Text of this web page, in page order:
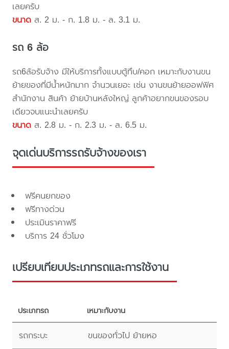
เลยครับ
ขนาด ส. 2 ม. - ก. 1.8 ม. - ล. 3.1 ม.
รถ 6 ล้อ
รถ6ล้อรับจ้าง มีให้บริการทั้งแบบตู้ทึบ/คอก เหมาะกับงานขน
ย้ายของที่มีน้ำหนักมาก จำนวนเยอะ เช่น งานขนย้ายออฟฟิศ
สำนักงาน สินค้า ย้ายบ้านหลังใหญ่ ลูกค้าอยากขนของรอบ
เดียวจบแนะนำเลยครับ
ขนาด ส. 2.8 ม. - ก. 2.3 ม. - ล. 6.5 ม.
จุดเด่นบริการรถรับจ้างของเรา
ฟรีคนยกของ
ฟรีทางด่วน
ประเมินราคาฟรี
บริการ 24 ชั่วโมง
เปรียบเทียบประเภทรถและการใช้งาน
ประเภทรถ เหมาะกับงาน
รถกระบะ ขนของทั่วไป ย้ายหอ